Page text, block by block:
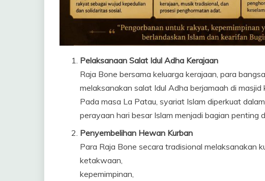
Pelaksanaan Salat Idul Adha Kerajaan
Raja Bone bersama keluarga kerajaan, para
melaksanakan salat Idul Adha berjamaah di
Pada masa La Patau, syariat Islam diperkuat
perayaan hari besar Islam menjadi bagian penting
Penyembelihan Hewan Kurban
Para Raja Bone secara tradisional melaksanakan
ketakwaan,
kepemimpinan,